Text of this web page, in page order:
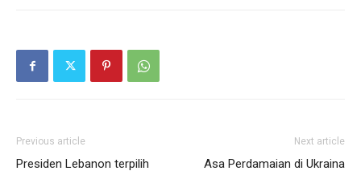
Previous article
Presiden Lebanon terpilih
Next article
Asa Perdamaian di Ukraina